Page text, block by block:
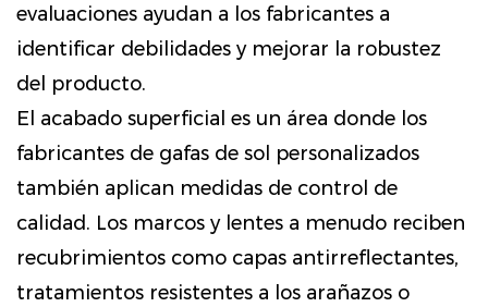
evaluaciones ayudan a los fabricantes a
identificar debilidades y mejorar la robustez
del producto.
El acabado superficial es un área donde los
fabricantes de gafas de sol personalizados
también aplican medidas de control de
calidad. Los marcos y lentes a menudo reciben
recubrimientos como capas antirreflectantes,
tratamientos resistentes a los arañazos o